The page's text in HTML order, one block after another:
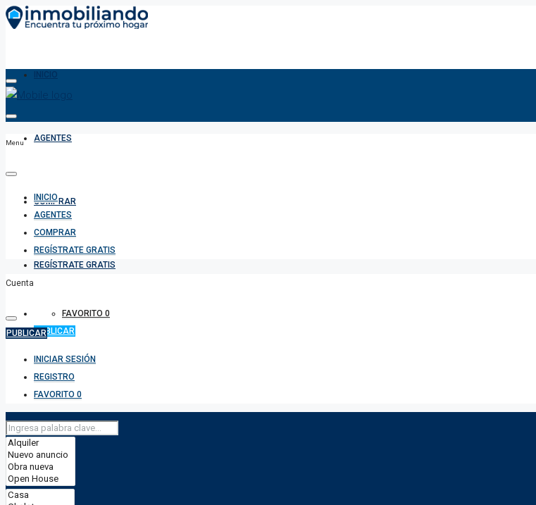
INICIO
AGENTES
COMPRAR
REGÍSTRATE GRATIS
FAVORITO 0
PUBLICAR
Menu
INICIO
AGENTES
COMPRAR
REGÍSTRATE GRATIS
Cuenta
PUBLICAR
INICIAR SESIÓN
REGISTRO
FAVORITO 0